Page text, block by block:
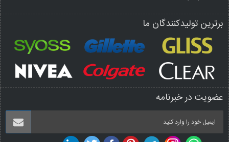
برترین تولیدکنندگان ما
عضویت در خبرنامه